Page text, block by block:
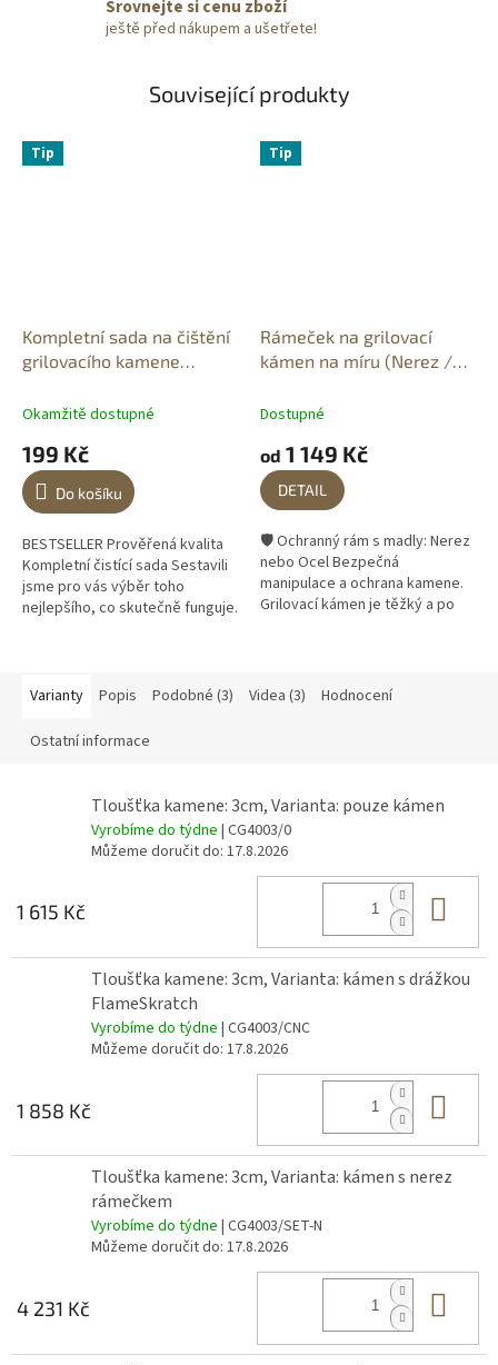
Srovnejte si cenu zboží
ještě před nákupem a ušetřete!
Související produkty
Tip
Kompletní sada na čištění
grilovacího kamene
Drátěnka)
Okamžitě dostupné
199 Kč
Do košíku
BESTSELLER Prověřená kvalita
Kompletní čistící sada Sestavili
jsme pro vás výběr toho
nejlepšího, co skutečně funguje.
Tip
Rámeček na grilovací
kámen na míru (Nerez /
Dostupné
od 1 149 Kč
DETAIL
🛡️ Ochranný rám s madly: Nerez
nebo Ocel Bezpečná
manipulace a ochrana kamene.
Grilovací kámen je těžký a po
Varianty
Popis Podobné (3) Videa (3) Hodnocení
Ostatní informace
Tloušťka kamene: 3cm, Varianta: pouze kámen
Vyrobíme do týdne | CG4003/0
Můžeme doručit do: 17.8.2026
1 615 Kč
Tloušťka kamene: 3cm, Varianta: kámen s drážkou
FlameSkratch
Vyrobíme do týdne | CG4003/CNC
Můžeme doručit do: 17.8.2026
1 858 Kč
Tloušťka kamene: 3cm, Varianta: kámen s nerez
rámečkem
Vyrobíme do týdne | CG4003/SET-N
Můžeme doručit do: 17.8.2026
4 231 Kč